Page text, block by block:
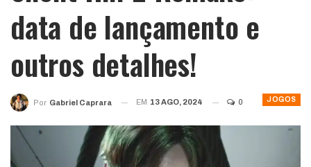
data de lançamento e
outros detalhes!
JOGOS
Por Gabriel Caprara EM 13 AGO, 2024 0